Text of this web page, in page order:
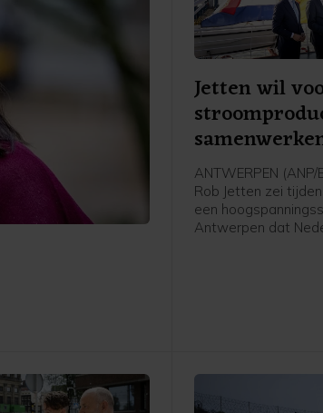
Jetten wil
ANTWERPEN
Rob Jetten zei
een
Antwerpen dat